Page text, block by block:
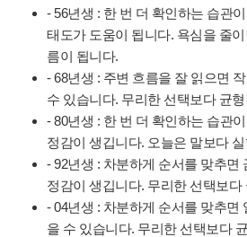
- 56년생 : 한 번 더 확인하는 습관
태도가 도움이 됩니다. 욕심을 줄
름이 됩니다.
- 68년생 : 주변 흐름을 잘 읽으면
수 있습니다. 무리한 선택보다 균
- 80년생 : 한 번 더 확인하는 습관
정감이 생깁니다. 오늘은 말보다
- 92년생 : 차분하게 순서를 맞추면
정감이 생깁니다. 무리한 선택보
- 04년생 : 차분하게 순서를 맞추면
을 수 있습니다. 무리한 선택보다